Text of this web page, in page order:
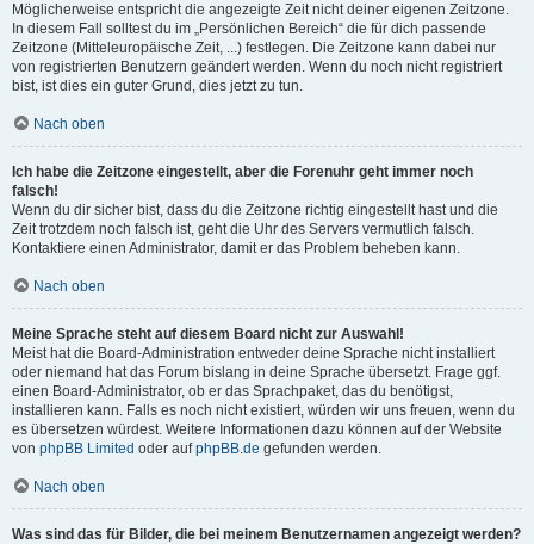
Möglicherweise entspricht die angezeigte Zeit nicht deiner eigenen Zeitzone.
In diesem Fall solltest du im „Persönlichen Bereich“ die für dich passende
Zeitzone (Mitteleuropäische Zeit, ...) festlegen. Die Zeitzone kann dabei nur
von registrierten Benutzern geändert werden. Wenn du noch nicht registriert
bist, ist dies ein guter Grund, dies jetzt zu tun.
Nach oben
Ich habe die Zeitzone eingestellt, aber die Forenuhr geht immer noch
falsch!
Wenn du dir sicher bist, dass du die Zeitzone richtig eingestellt hast und die
Zeit trotzdem noch falsch ist, geht die Uhr des Servers vermutlich falsch.
Kontaktiere einen Administrator, damit er das Problem beheben kann.
Nach oben
Meine Sprache steht auf diesem Board nicht zur Auswahl!
Meist hat die Board-Administration entweder deine Sprache nicht installiert
oder niemand hat das Forum bislang in deine Sprache übersetzt. Frage ggf.
einen Board-Administrator, ob er das Sprachpaket, das du benötigst,
installieren kann. Falls es noch nicht existiert, würden wir uns freuen, wenn du
es übersetzen würdest. Weitere Informationen dazu können auf der Website
von phpBB Limited oder aufphpBB.de gefunden werden.
Nach oben
Was sind das für Bilder, die bei meinem Benutzernamen angezeigt werden?